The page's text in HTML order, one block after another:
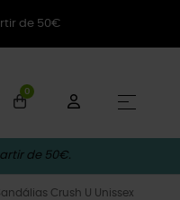
de 50€
0
☰
de 50€.
Crush U Unissex